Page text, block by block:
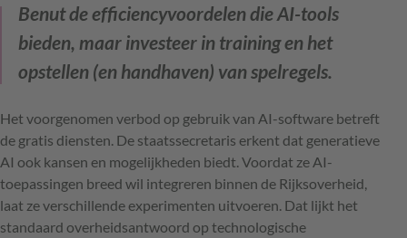
Benut de efficiencyvoordelen die AI-tools
bieden, maar investeer in training en het
opstellen (en handhaven) van spelregels.
Het voorgenomen verbod op gebruik van AI-software betreft
de gratis diensten. De staatssecretaris erkent dat generatieve
AI ook kansen en mogelijkheden biedt. Voordat ze AI-
toepassingen breed wil integreren binnen de Rijksoverheid,
laat ze verschillende experimenten uitvoeren. Dat lijkt het
standaard overheidsantwoord op technologische